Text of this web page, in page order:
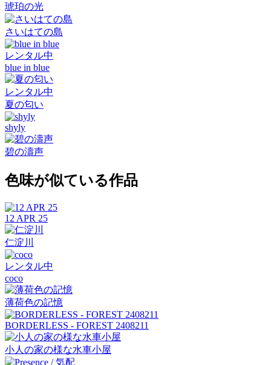
琥珀の光
さいはての島
レンタル中
blue in blue
レンタル中
夏の匂い
shyly
碧の濤声
色味が似ている作品
12 APR 25
仁淀川
レンタル中
coco
薄荷色の記憶
BORDERLESS - FOREST 2408211
小人の家の様な水車小屋